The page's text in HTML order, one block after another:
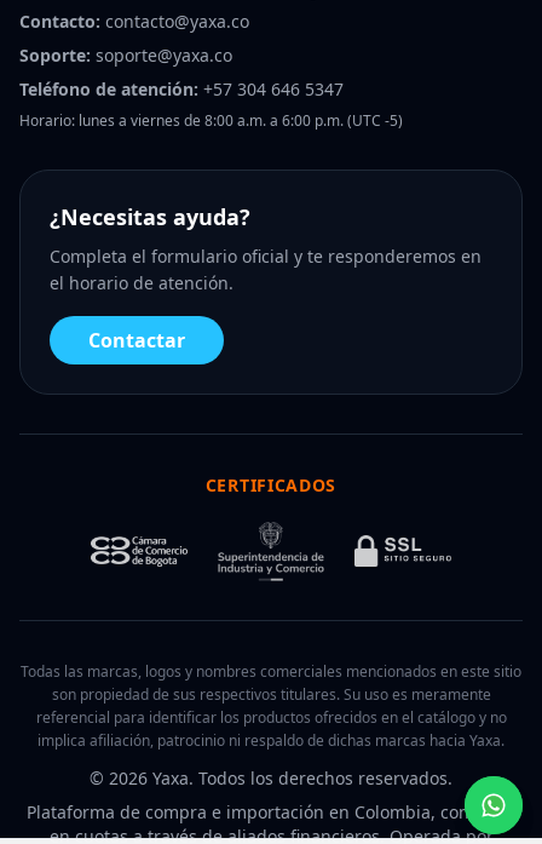
Contacto: contacto@yaxa.co
Soporte: soporte@yaxa.co
Teléfono de atención: +57 304 646 5347
Horario: lunes a viernes de 8:00 a.m. a 6:00 p.m. (UTC -5)
¿Necesitas ayuda?
Completa el formulario oficial y te responderemos en
el horario de atención.
Contactar
CERTIFICADOS
Todas las marcas, logos y nombres comerciales mencionados en este sitio
son propiedad de sus respectivos titulares. Su uso es meramente
referencial para identificar los productos ofrecidos en el catálogo y no
implica afiliación, patrocinio ni respaldo de dichas marcas hacia Yaxa.
© 2026 Yaxa. Todos los derechos reservados.
Plataforma de compra e importación en Colombia, con pago
en cuotas a través de aliados financieros. Operada por